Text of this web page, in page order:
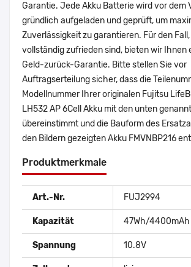
Garantie. Jede Akku Batterie wird vor dem
gründlich aufgeladen und geprüft, um
Zuverlässigkeit zu garantieren. Für den
vollständig zufrieden sind, bieten wir Ihnen
Geld-zurück-Garantie. Bitte stellen Sie vor
Auftragserteilung sicher, dass die
Modellnummer Ihrer originalen Fujitsu
LH532 AP 6Cell Akku mit den unten
übereinstimmt und die Bauform des
den Bildern gezeigten Akku FMVNBP216
Produktmerkmale
Art.-Nr. FUJ2994
Kapazität 47Wh/4400mAh
Spannung 10.8V